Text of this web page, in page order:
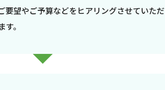
要望やご予算などをヒアリングさせていただ
。